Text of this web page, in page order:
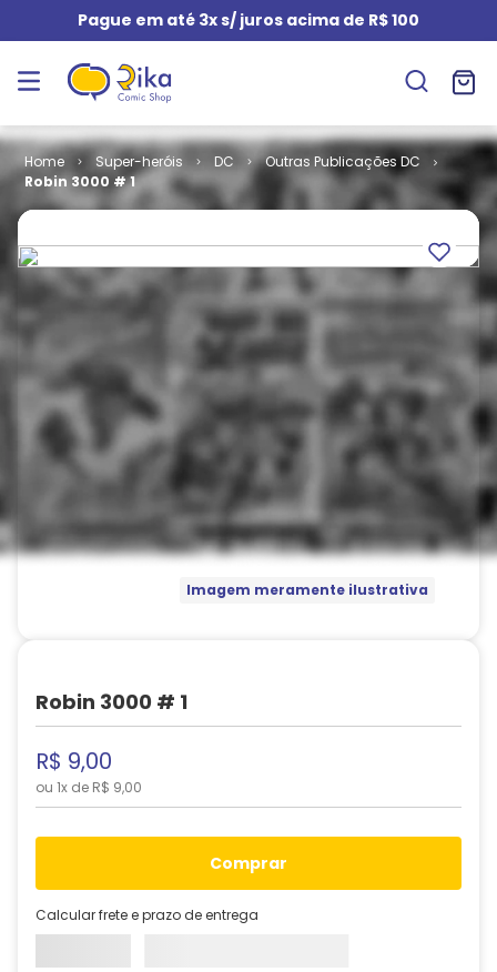
Pague em até 3x s/ juros acima de R$ 100
Super-heróis DC
Outras Publicações DC
Robin 3000 # 1
Imagem meramente ilustrativa
Robin 3000 # 1
R$ 9,00
ou 1x de R$ 9,00
comprar
Calcular frete e prazo de entrega